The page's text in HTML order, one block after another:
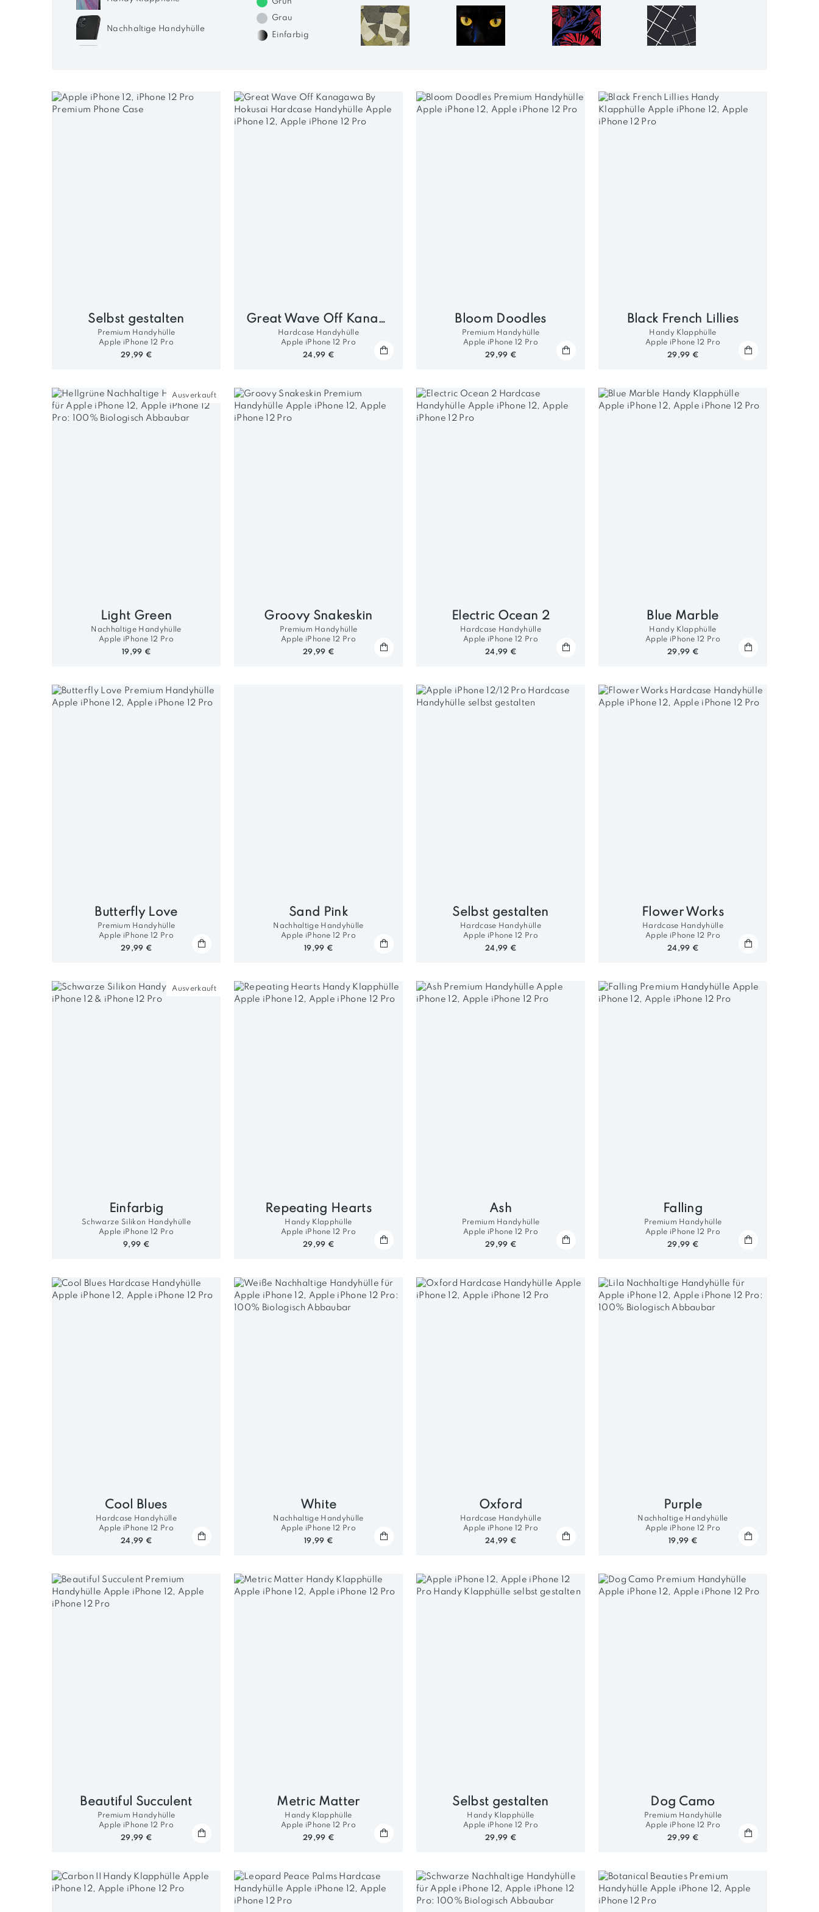
Nachhaltige Handyhülle
Grau
Einfarbig
Rot
Türkis
Selbst gestalten
Premium Handyhülle
Apple iPhone 12 Pro
29,99 €
Great Wave Off Kanagawa By Hokusai
Hardcase Handyhülle
Apple iPhone 12 Pro
24,99 €
Bloom Doodles
Premium Handyhülle
Apple iPhone 12 Pro
29,99 €
Black French Lillies
Handy Klapphülle
Apple iPhone 12 Pro
29,99 €
Ausverkauft
Light Green
Nachhaltige Handyhülle
Apple iPhone 12 Pro
19,99 €
Groovy Snakeskin
Premium Handyhülle
Apple iPhone 12 Pro
29,99 €
Electric Ocean 2
Hardcase Handyhülle
Apple iPhone 12 Pro
24,99 €
Blue Marble
Handy Klapphülle
Apple iPhone 12 Pro
29,99 €
Butterfly Love
Premium Handyhülle
Apple iPhone 12 Pro
29,99 €
Sand Pink
Nachhaltige Handyhülle
Apple iPhone 12 Pro
19,99 €
Selbst gestalten
Hardcase Handyhülle
Apple iPhone 12 Pro
24,99 €
Flower Works
Hardcase Handyhülle
Apple iPhone 12 Pro
24,99 €
Ausverkauft
Einfarbig
Schwarze Silikon Handyhülle
Apple iPhone 12 Pro
9,99 €
Repeating Hearts
Handy Klapphülle
Apple iPhone 12 Pro
29,99 €
Ash
Premium Handyhülle
Apple iPhone 12 Pro
29,99 €
Falling
Premium Handyhülle
Apple iPhone 12 Pro
29,99 €
Cool Blues
Hardcase Handyhülle
Apple iPhone 12 Pro
24,99 €
White
Nachhaltige Handyhülle
Apple iPhone 12 Pro
19,99 €
Oxford
Hardcase Handyhülle
Apple iPhone 12 Pro
24,99 €
Purple
Nachhaltige Handyhülle
Apple iPhone 12 Pro
19,99 €
Beautiful Succulent
Premium Handyhülle
Apple iPhone 12 Pro
29,99 €
Metric Matter
Handy Klapphülle
Apple iPhone 12 Pro
29,99 €
Selbst gestalten
Handy Klapphülle
Apple iPhone 12 Pro
29,99 €
Dog Camo
Premium Handyhülle
Apple iPhone 12 Pro
29,99 €